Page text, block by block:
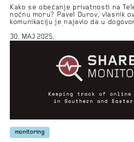
Kako se obećanje privatnosti na
noćnu moru? Pavel Durov, vlasnik
komunikaciju je najavio da u
privatnost na platformi čije
30. MAJ 2025.
monitoring